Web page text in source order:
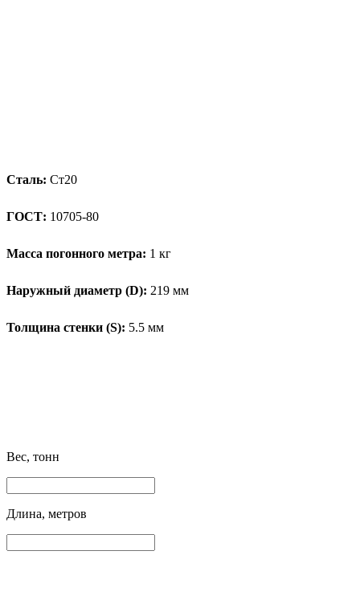
Сталь: Ст20
ГОСТ: 10705-80
Масса погонного метра: 1 кг
Наружный диаметр (D): 219 мм
Толщина стенки (S): 5.5 мм
Вес, тонн
Длина, метров